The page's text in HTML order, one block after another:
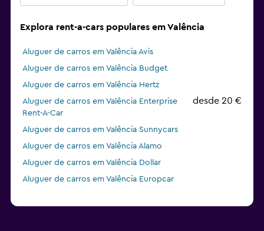
Explora rent-a-cars populares em Valência
Aluguer de carros em Valência Avis
Aluguer de carros em Valência Budget
Aluguer de carros em Valência Hertz
Aluguer de carros em Valência Enterprise
Rent-A-Car
desde 20 €
Aluguer de carros em Valência Sunnycars
Aluguer de carros em Valência Alamo
Aluguer de carros em Valência Dollar
Aluguer de carros em Valência Europcar